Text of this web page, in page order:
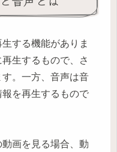
する機能がありま
生するもので、さ
。一方、音声は音
を再生するもので
画を見る場合、動